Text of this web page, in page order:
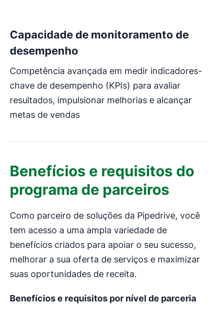
Capacidade de monitoramento de
desempenho
Competência avançada em medir indicadores-
chave de desempenho (KPIs) para avaliar
resultados, impulsionar melhorias e alcançar
metas de vendas
Benefícios e requisitos do
programa de parceiros
Como parceiro de soluções da Pipedrive, você
tem acesso a uma ampla variedade de
benefícios criados para apoiar o seu sucesso,
melhorar a sua oferta de serviços e maximizar
suas oportunidades de receita.
Benefícios e requisitos por nível de parceria